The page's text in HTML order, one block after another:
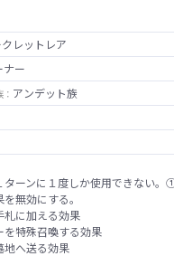
レットレア
ナー
アンデット族
ターンに１度しか使用できない
無効にする。
に加える効果
特殊召喚する効果
へ送る効果